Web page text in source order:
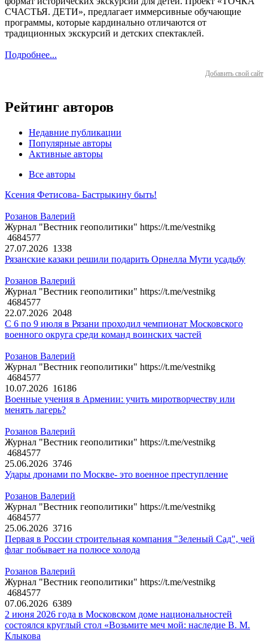
СЧАСТЬЯ. ДЕТИ», предлагает иммерсивные обучающие
программы, которые кардинально отличаются от
традиционных экскурсий и детских спектаклей.
Подробнее...
Добавить свой сайт
Рейтинг авторов
Недавние публикации
Популярные авторы
Активные авторы
Все авторы
Ксения Фетисова- Бастрыкину быть!
Розанов Валерий
Журнал "Вестник геополитики" https://t.me/vestnikg
4684577
27.07.2026 1338
Рязанские казаки решили подарить Орнелла Мути усадьбу
Розанов Валерий
Журнал "Вестник геополитики" https://t.me/vestnikg
4684577
22.07.2026 2048
С 6 по 9 июля в Рязани проходил чемпионат Московского
военного округа среди команд воинских частей
Розанов Валерий
Журнал "Вестник геополитики" https://t.me/vestnikg
4684577
10.07.2026 16186
Военные учения в Армении: учить миротворчеству или
менять лагерь?
Розанов Валерий
Журнал "Вестник геополитики" https://t.me/vestnikg
4684577
25.06.2026 3746
Удары дронами по Москве- это военное преступление
Розанов Валерий
Журнал "Вестник геополитики" https://t.me/vestnikg
4684577
25.06.2026 3716
Первая в России строительная компания "Зеленый Сад", чей
флаг побывает на полюсе холода
Розанов Валерий
Журнал "Вестник геополитики" https://t.me/vestnikg
4684577
07.06.2026 6389
2 июня 2026 года в Московском доме национальностей
состоялся круглый стол «Возьмите меч мой: наследие В. М.
Клыкова